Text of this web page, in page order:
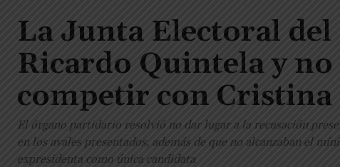
La Junta Electoral del
Ricardo Quintela y
competir con
El órgano partidario resolvió no dar lugar a la recusación
en los avales presentados, además de que no alcanzaban el
expresidenta como única candidata